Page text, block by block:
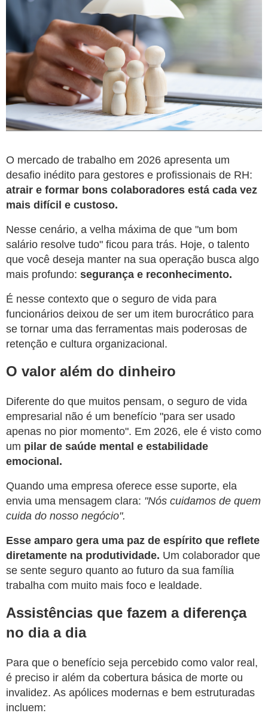
O mercado de trabalho em 2026 apresenta um
desafio inédito para gestores e profissionais de RH:
atrair e formar bons colaboradores está cada vez
mais difícil e custoso.
Nesse cenário, a velha máxima de que "um bom
salário resolve tudo" ficou para trás. Hoje, o talento
que você deseja manter na sua operação busca algo
mais profundo: segurança e reconhecimento.
É nesse contexto que o seguro de vida para
funcionários deixou de ser um item burocrático para
se tornar uma das ferramentas mais poderosas de
retenção e cultura organizacional.
O valor além do dinheiro
Diferente do que muitos pensam, o seguro de vida
empresarial não é um benefício "para ser usado
apenas no pior momento". Em 2026, ele é visto como
um pilar de saúde mental e estabilidade
emocional.
Quando uma empresa oferece esse suporte, ela
envia uma mensagem clara: "Nós cuidamos de quem
cuida do nosso negócio".
Esse amparo gera uma paz de espírito que reflete
diretamente na produtividade. Um colaborador que
se sente seguro quanto ao futuro da sua família
trabalha com muito mais foco e lealdade.
Assistências que fazem a diferença
no dia a dia
Para que o benefício seja percebido como valor real,
é preciso ir além da cobertura básica de morte ou
invalidez. As apólices modernas e bem estruturadas
incluem: